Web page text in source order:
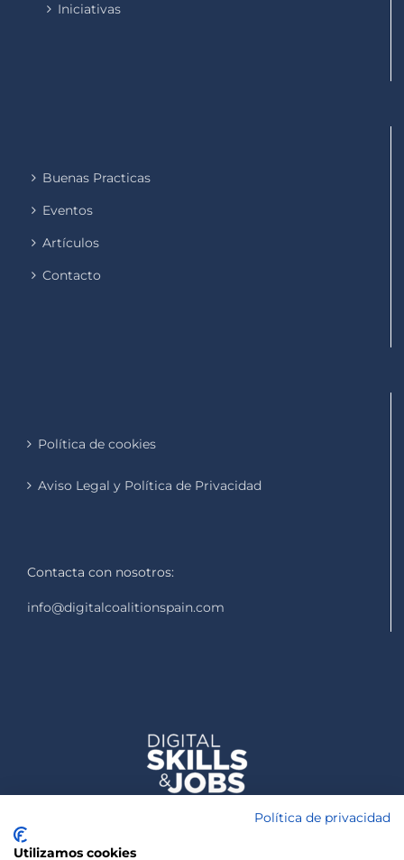
Iniciativas
Buenas Practicas
Eventos
Artículos
Contacto
Política de cookies
Aviso Legal y Política de Privacidad
Contacta con nosotros:
info@digitalcoalitionspain.com
Política de privacidad
Utilizamos cookies